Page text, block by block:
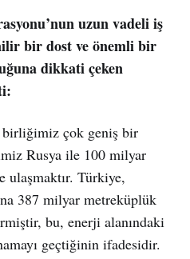
uzun vadeli iş
bir dost ve önemli bir
dikkati çeken
birliğimiz çok geniş bir
Rusya ile 100 milyar
ulaşmaktır. Türkiye,
387 milyar metreküplük
bu, enerji alanındaki
geçtiğinin ifadesidir.